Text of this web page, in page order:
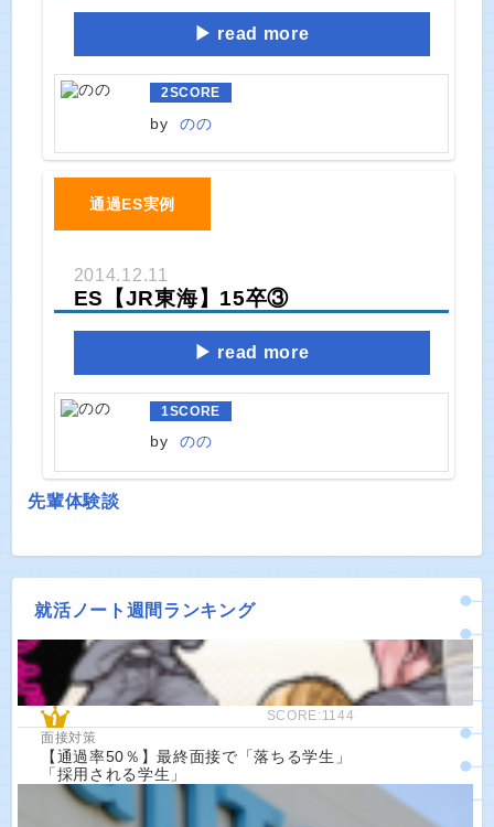
read more
2SCORE
by のの
通過ES実例
2014.12.11
ES【JR東海】15卒③
read more
1SCORE
by のの
先輩体験談
就活ノート週間ランキング
SCORE:1144
面接対策
【通過率50％】最終面接で「落ちる学生」
「採用される学生」